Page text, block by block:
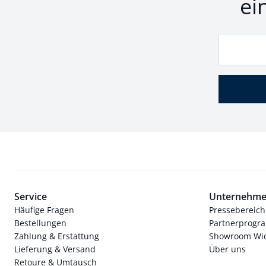
Service
Häufige Fragen
Bestellungen
Zahlung & Erstattung
Lieferung & Versand
Retoure & Umtausch
Pressebereich
Showroom
Über uns